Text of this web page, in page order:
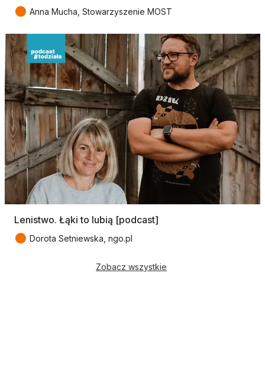
● Anna Mucha, Stowarzyszenie MOST
Lenistwo. Łąki to lubią [podcast]
● Dorota Setniewska, ngo.pl
Zobacz wszystkie